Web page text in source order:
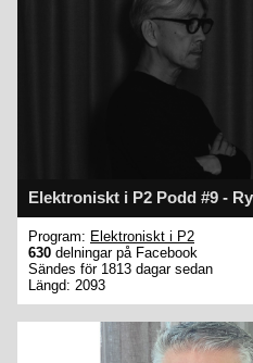
Elektroniskt i P2 Podd #9 -
Program: Elektroniskt i P2
630 delningar på Facebook
Sändes för 1813 dagar sedan
Längd: 2093